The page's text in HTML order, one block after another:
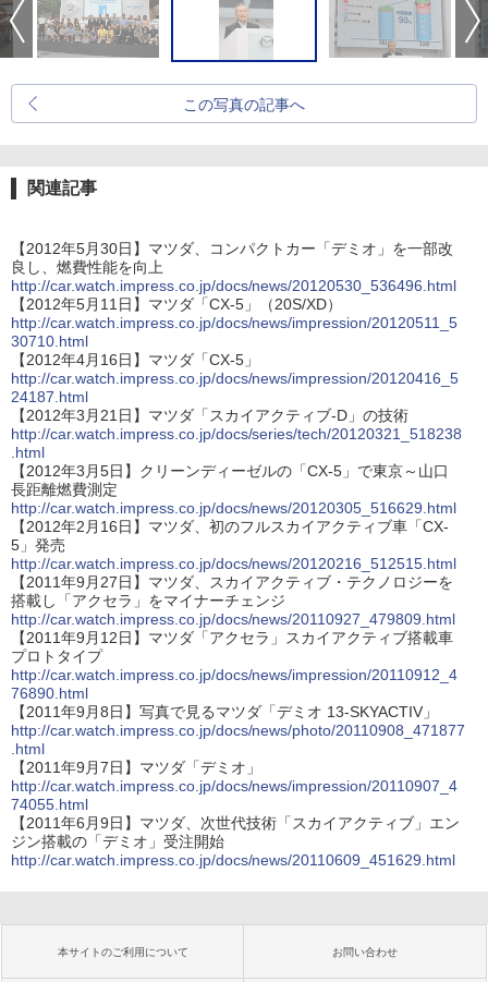
この写真の記事へ
関連記事
【2012年5月30日】マツダ、コンパクトカー「デミオ」を一部改
良し、燃費性能を向上
http://car.watch.impress.co.jp/docs/news/20120530_536496.html
【2012年5月11日】マツダ「CX-5」（20S/XD）
http://car.watch.impress.co.jp/docs/news/impression/20120511_5
30710.html
【2012年4月16日】マツダ「CX-5」
http://car.watch.impress.co.jp/docs/news/impression/20120416_5
24187.html
【2012年3月21日】マツダ「スカイアクティブ-D」の技術
http://car.watch.impress.co.jp/docs/series/tech/20120321_518238
.html
【2012年3月5日】クリーンディーゼルの「CX-5」で東京～山口
長距離燃費測定
http://car.watch.impress.co.jp/docs/news/20120305_516629.html
【2012年2月16日】マツダ、初のフルスカイアクティブ車「CX-
5」発売
http://car.watch.impress.co.jp/docs/news/20120216_512515.html
【2011年9月27日】マツダ、スカイアクティブ・テクノロジーを
搭載し「アクセラ」をマイナーチェンジ
http://car.watch.impress.co.jp/docs/news/20110927_479809.html
【2011年9月12日】マツダ「アクセラ」スカイアクティブ搭載車
プロトタイプ
http://car.watch.impress.co.jp/docs/news/impression/20110912_4
76890.html
【2011年9月8日】写真で見るマツダ「デミオ 13-SKYACTIV」
http://car.watch.impress.co.jp/docs/news/photo/20110908_471877
.html
【2011年9月7日】マツダ「デミオ」
http://car.watch.impress.co.jp/docs/news/impression/20110907_4
74055.html
【2011年6月9日】マツダ、次世代技術「スカイアクティブ」エン
ジン搭載の「デミオ」受注開始
http://car.watch.impress.co.jp/docs/news/20110609_451629.html
本サイトのご利用について お問い合わせ